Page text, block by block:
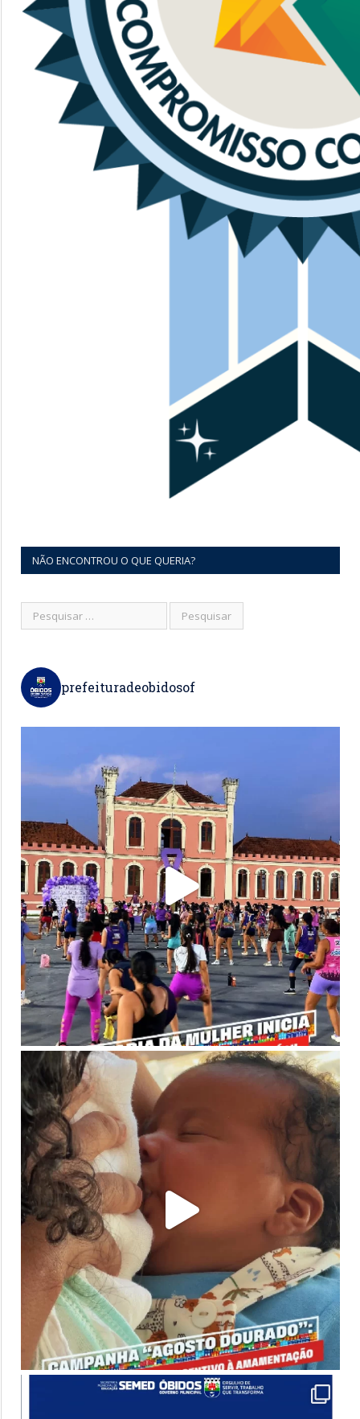
NÃO ENCONTROU O QUE QUERIA?
prefeituradeobidosof